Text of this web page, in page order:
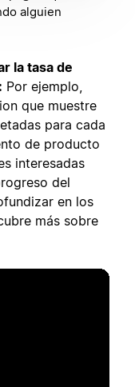
alguien
la tasa de
Por ejemplo,
que muestre
para cada
de producto
interesadas
del
en los
más sobre